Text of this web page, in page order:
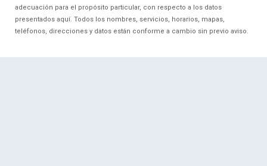
adecuación para el propósito particular, con respecto a los datos
presentados aquí. Todos los nombres, servicios, horarios, mapas,
teléfonos, direcciones y datos están conforme a cambio sin previo aviso.